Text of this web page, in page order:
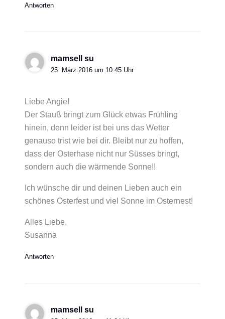
Antworten
mamsell su
25. März 2016 um 10:45 Uhr
Liebe Angie!
Der Stauß bringt zum Glück etwas Frühling
hinein, denn leider ist bei uns das Wetter
genauso trist wie bei dir. Bleibt nur zu hoffen,
dass der Osterhase nicht nur Süsses bringt,
sondern auch die wärmende Sonne!!
Ich wünsche dir und deinen Lieben auch ein
schönes Osterfest und viel Sonne im Osternest!
Alles Liebe,
Susanna
Antworten
mamsell su